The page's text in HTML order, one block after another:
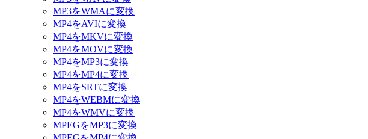
MP3をWMAに変換
MP4をAVIに変換
MP4をMKVに変換
MP4をMOVに変換
MP4をMP3に変換
MP4をMP4に変換
MP4をSRTに変換
MP4をWEBMに変換
MP4をWMVに変換
MPEGをMP3に変換